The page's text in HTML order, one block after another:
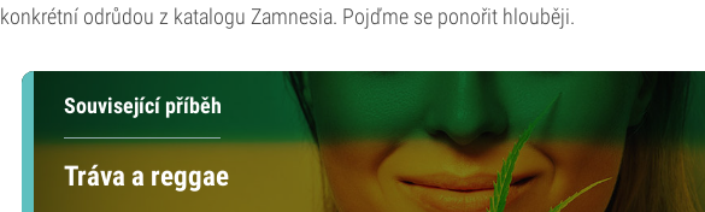
konkrétní odrůdou z katalogu Zamnesia. Pojďme se ponořit hlouběji.
Související příběh
Tráva a reggae